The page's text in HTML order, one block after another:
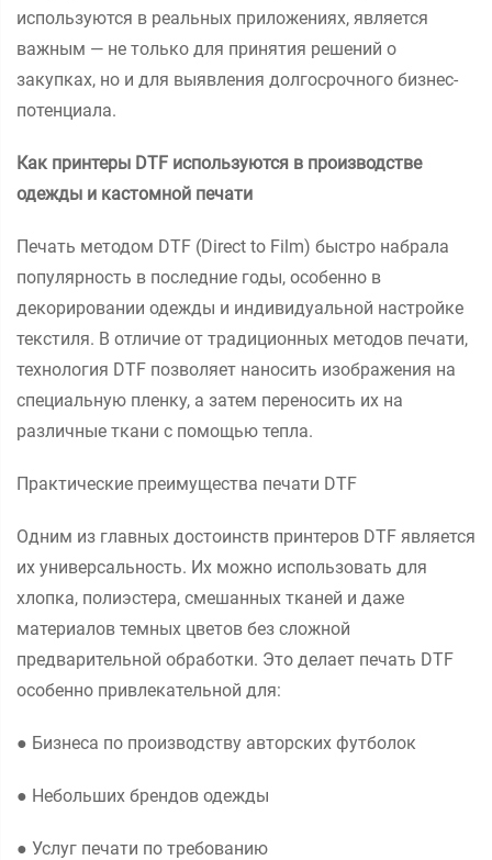
используются в реальных приложениях, является
важным — не только для принятия решений о
закупках, но и для выявления долгосрочного бизнес-
потенциала.
Как принтеры DTF используются в производстве
одежды и кастомной печати
Печать методом DTF (Direct to Film) быстро набрала
популярность в последние годы, особенно в
декорировании одежды и индивидуальной настройке
текстиля. В отличие от традиционных методов печати,
технология DTF позволяет наносить изображения на
специальную пленку, а затем переносить их на
различные ткани с помощью тепла.
Практические преимущества печати DTF
Одним из главных достоинств принтеров DTF является
их универсальность. Их можно использовать для
хлопка, полиэстера, смешанных тканей и даже
материалов темных цветов без сложной
предварительной обработки. Это делает печать DTF
особенно привлекательной для:
● Бизнеса по производству авторских футболок
● Небольших брендов одежды
● Услуг печати по требованию